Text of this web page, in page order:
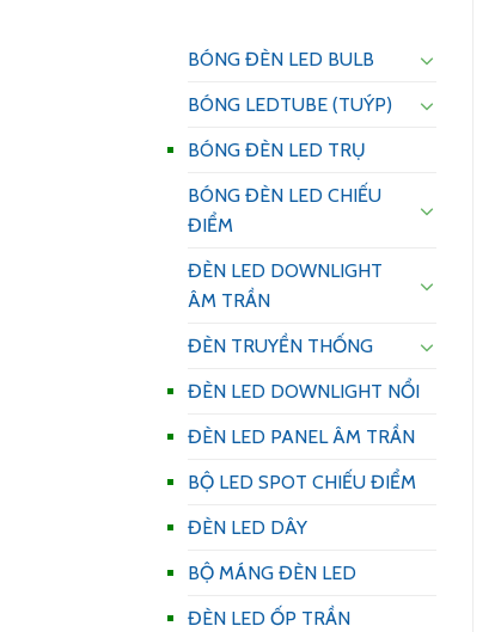
BÓNG ĐÈN LED BULB
BÓNG LEDTUBE (TUÝP)
BÓNG ĐÈN LED TRỤ
BÓNG ĐÈN LED CHIẾU
ĐIỂM
ĐÈN LED DOWNLIGHT
ÂM TRẦN
ĐÈN TRUYỀN THỐNG
ĐÈN LED DOWNLIGHT NỔI
ĐÈN LED PANEL ÂM TRẦN
BỘ LED SPOT CHIẾU ĐIỂM
ĐÈN LED DÂY
BỘ MÁNG ĐÈN LED
ĐÈN LED ỐP TRẦN